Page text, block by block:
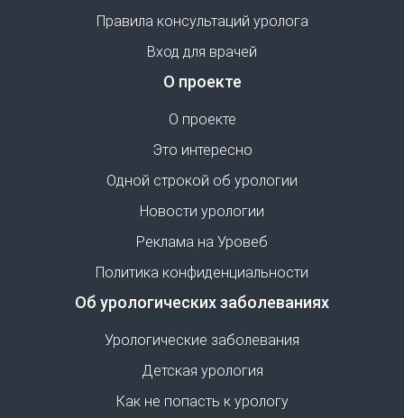
Правила консультаций уролога
Вход для врачей
О проекте
О проекте
Это интересно
Одной строкой об урологии
Новости урологии
Реклама на Уровеб
Политика конфиденциальности
Об урологических заболеваниях
Урологические заболевания
Детская урология
Как не попасть к урологу